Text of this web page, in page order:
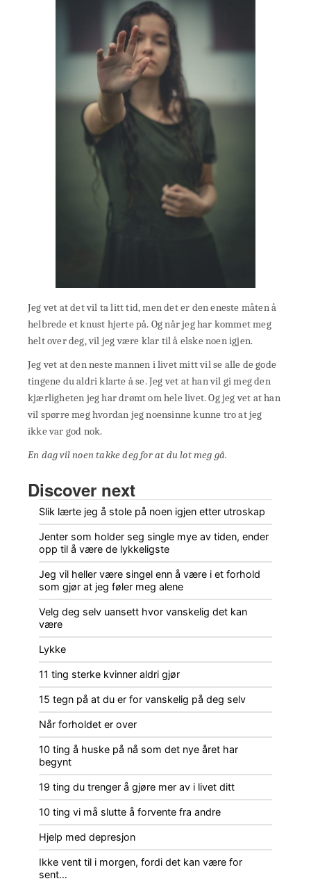
Jeg vet at det vil ta litt tid, men det er den eneste måten å
helbrede et knust hjerte på. Og når jeg har kommet meg
helt over deg, vil jeg være klar til å elske noen igjen.
Jeg vet at den neste mannen i livet mitt vil se alle de gode
tingene du aldri klarte å se. Jeg vet at han vil gi meg den
kjærligheten jeg har drømt om hele livet. Og jeg vet at han
vil spørre meg hvordan jeg noensinne kunne tro at jeg
ikke var god nok.
En dag vil noen takke deg for at du lot meg gå.
Discover next
Slik lærte jeg å stole på noen igjen etter utroskap
Jenter som holder seg single mye av tiden, ender
opp til å være de lykkeligste
Jeg vil heller være singel enn å være i et forhold
som gjør at jeg føler meg alene
Velg deg selv uansett hvor vanskelig det kan
være
Lykke
11 ting sterke kvinner aldri gjør
15 tegn på at du er for vanskelig på deg selv
Når forholdet er over
10 ting å huske på nå som det nye året har
begynt
19 ting du trenger å gjøre mer av i livet ditt
10 ting vi må slutte å forvente fra andre
Hjelp med depresjon
Ikke vent til i morgen, fordi det kan være for
sent…